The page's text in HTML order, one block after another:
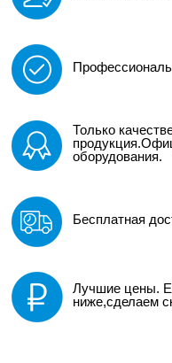
Только
оборудования.
Бесплатная
Лучшие цены.
ниже,сделаем